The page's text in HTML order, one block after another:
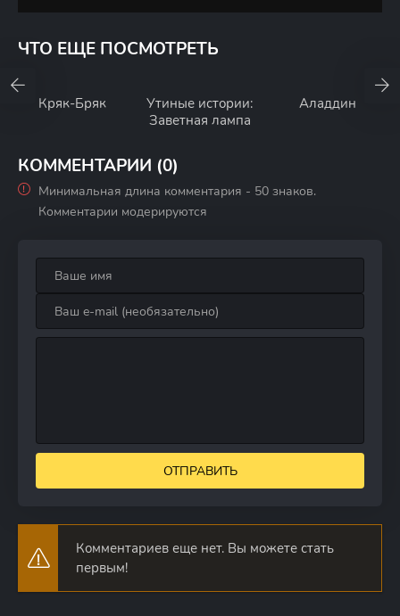
ЧТО ЕЩЕ ПОСМОТРЕТЬ
Кряк-Бряк
Утиные истории:
Заветная лампа
Аладдин
КОММЕНТАРИИ (0)
Минимальная длина комментария - 50 знаков.
Комментарии модерируются
ОТПРАВИТЬ
Комментариев еще нет. Вы можете стать
первым!